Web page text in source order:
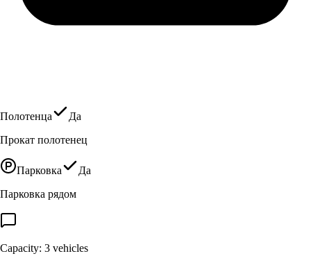
Полотенца
Да
Прокат полотенец
Парковка
Да
Парковка рядом
Capacity: 3 vehicles